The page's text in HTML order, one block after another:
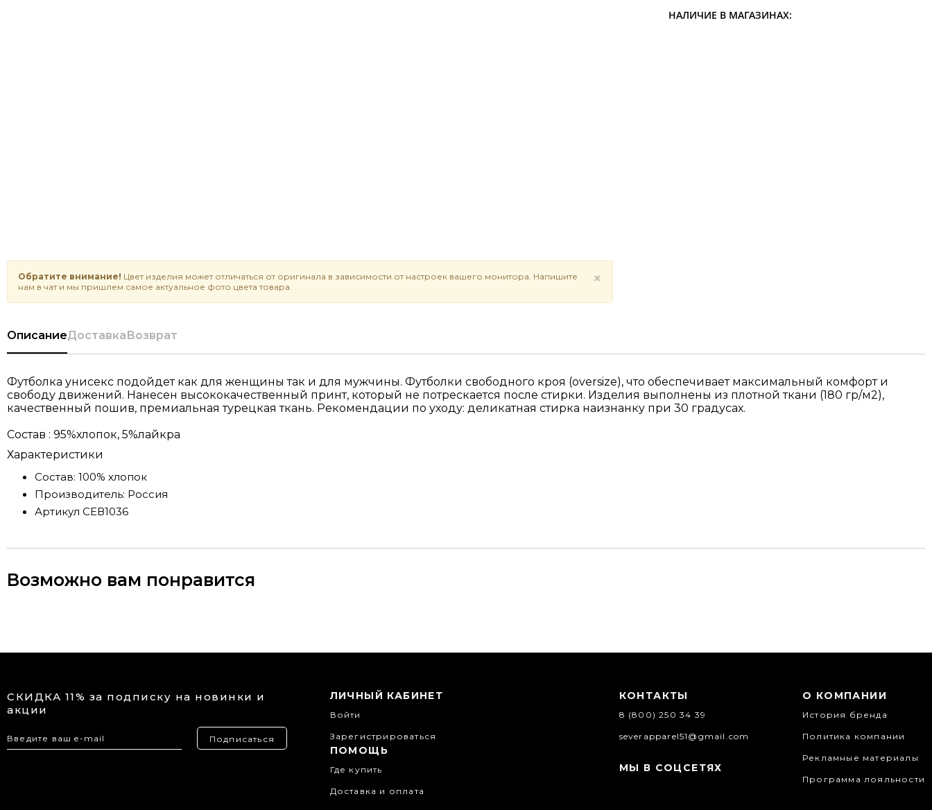
×
Обратите внимание! Цвет изделия может отличаться от оригинала в зависимости от настроек вашего монитора. Напишите
нам в чат и мы пришлем самое актуальное фото цвета товара.
НАЛИЧИЕ В МАГАЗИНАХ:
ОписаниеДоставкаВозврат
Футболка унисекс подойдет как для женщины так и для мужчины. Футболки свободного кроя (oversize), что обеспечивает максимальный комфорт и
свободу движений. Нанесен высококачественный принт, который не потрескается после стирки. Изделия выполнены из плотной ткани (180 гр/м2),
качественный пошив, премиальная турецкая ткань. Рекомендации по уходу: деликатная стирка наизнанку при 30 градусах.
Состав : 95%хлопок, 5%лайкра
Характеристики
Состав: 100% хлопок
Производитель: Россия
Артикул СЕВ1036
Возможно вам понравится
СКИДКА 11% за подписку на новинки и
акции
Подписаться
ЛИЧНЫЙ КАБИНЕТ
Войти
Зарегистрироваться
ПОМОЩЬ
Где купить
Доставка и оплата
КОНТАКТЫ
8 (800) 250 34 39
severapparel51@gmail.com
МЫ В СОЦСЕТЯХ
О КОМПАНИИ
История бренда
Политика компании
Рекламные материалы
Программа лояльности